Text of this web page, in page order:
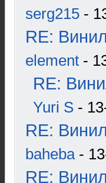
serg215 -
RE:
element -
RE:
Yuri S -
RE:
baheba-
RE: